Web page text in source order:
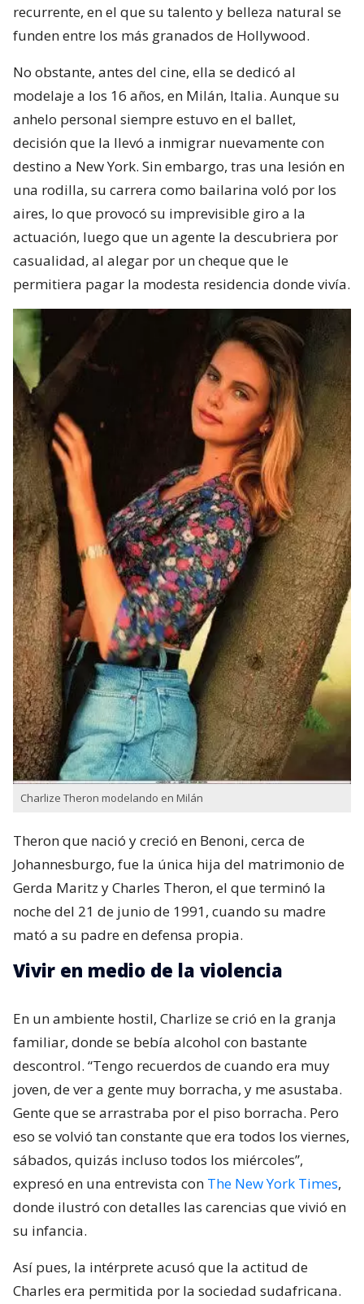
recurrente, en el que su talento y belleza natural se
funden entre los más granados de Hollywood.
No obstante, antes del cine, ella se dedicó al
modelaje a los 16 años, en Milán, Italia. Aunque su
anhelo personal siempre estuvo en el ballet,
decisión que la llevó a inmigrar nuevamente con
destino a New York. Sin embargo, tras una lesión en
una rodilla, su carrera como bailarina voló por los
aires, lo que provocó su imprevisible giro a la
actuación, luego que un agente la descubriera por
casualidad, al alegar por un cheque que le
permitiera pagar la modesta residencia donde vivía.
Charlize Theron modelando en Milán
Theron que nació y creció en Benoni,​ cerca de
Johannesburgo, fue la única hija del matrimonio de
Gerda Maritz​ y Charles Theron, el que terminó la
noche del 21 de junio de 1991, cuando su madre
mató a su padre en defensa propia.
Vivir en medio de la violencia
En un ambiente hostil, Charlize se crió en la granja
familiar, donde se bebía alcohol con bastante
descontrol. “Tengo recuerdos de cuando era muy
joven, de ver a gente muy borracha, y me asustaba.
Gente que se arrastraba por el piso borracha. Pero
eso se volvió tan constante que era todos los viernes,
sábados, quizás incluso todos los miércoles”,
expresó en una entrevista con The New York Times,
donde ilustró con detalles las carencias que vivió en
su infancia.
Así pues, la intérprete acusó que la actitud de
Charles era permitida por la sociedad sudafricana.